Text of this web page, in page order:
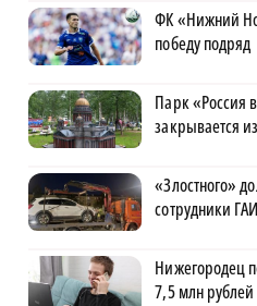
ФК «Нижний
победу подряд
Парк «Россия
закрывается
«Злостного»
сотрудники
Нижегородец
7,5 млн рублей